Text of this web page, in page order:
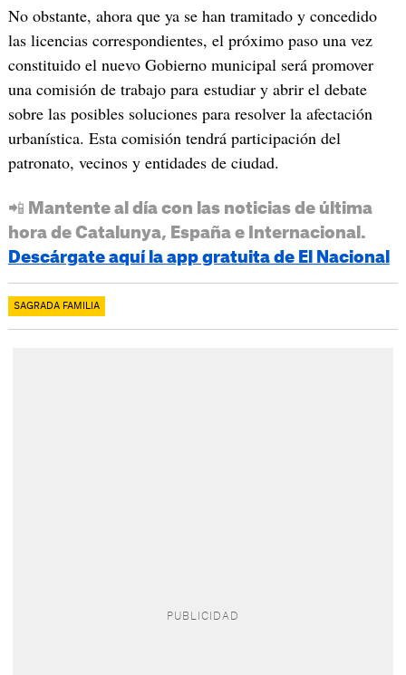
No obstante, ahora que ya se han tramitado y concedido
las licencias correspondientes, el próximo paso una vez
constituido el nuevo Gobierno municipal será promover
una comisión de trabajo para estudiar y abrir el debate
sobre las posibles soluciones para resolver la afectación
urbanística. Esta comisión tendrá participación del
patronato, vecinos y entidades de ciudad.
📲 Mantente al día con las noticias de última
hora de Catalunya, España e Internacional.
Descárgate aquí la app gratuita de El Nacional
SAGRADA FAMILIA